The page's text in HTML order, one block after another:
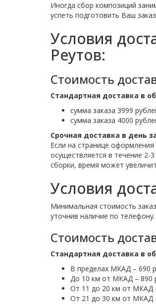
Иногда сбор композиций
успеть подготовить Ваш
Условия
Реутов:
Стоимость
Стандартная доставка в
сумма заказа 3999
сумма заказа 4000
Срочная доставка в день
Если на странице
осуществляется в течение 2-
сборки, время может
Условия
Минимальная стоимость
уточнив наличие по телефону.
Стоимость
Стандартная доставка в
В пределах МКАД – 690
До 10 км от МКАД – 890
От 11 до 20 км от МКАД
От 21 до 30 км от МКАД